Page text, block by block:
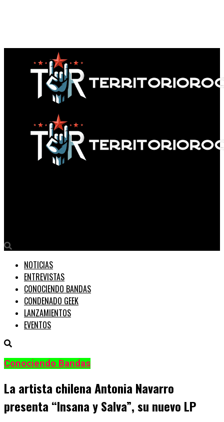
NOTICIAS
ENTREVISTAS
CONOCIENDO BANDAS
CONDENADO GEEK
LANZAMIENTOS
EVENTOS
Conociendo Bandas
La artista chilena Antonia Navarro
presenta “Insana y Salva”, su nuevo LP